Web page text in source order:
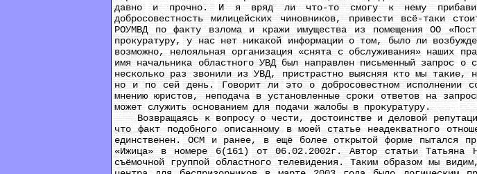
давно и прочно. И я вряд ли что-то смогу к нему
добросовестность милицейских чиновников, привести всё-таки
РОУМВД по факту взлома и кражи имущества из помещения ОО
прокуратуру, у нас нет никакой информации о том, было ли
возможно, нелояльная организация «снята с обслуживания» наших
имя начальника областного УВД был направлен письменный запрос
несколько раз звонили из УВД, пристрастно выясняя кто мы
но и по сей день. Говорит ли это о добросовестном исполнении
мнению юристов, неподача в установленные сроки ответов на
может служить основанием для подачи жалобы в прокуратуру.
Возвращаясь к вопросу о чести, достоинстве и деловой
что факт подобного описанному в моей статье неадекватного
единственен. ОСМ и ранее, в ещё более открытой форме пытался
«Ижица» в номере 6(161) от 06.02.2002г. Автор статьи Татьяна
съёмочной группой областного телевидения. Таким образом мы